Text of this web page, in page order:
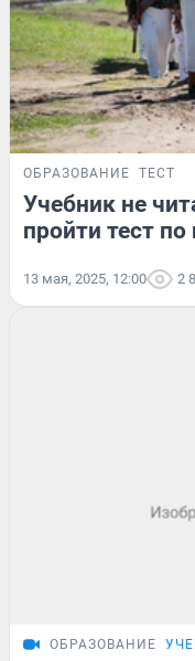
ОБРАЗОВАНИЕ ТЕСТ
Учебник не
пройти тест
13 мая, 2025, 12:00 2
ОБРАЗОВАНИЕ